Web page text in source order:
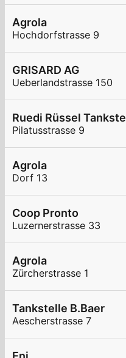
Agrola
Hochdorfstrasse 9
GRISARD AG
Ueberlandstrasse 150
Pilatusstrasse 9
Agrola
Dorf 13
Coop Pronto
Luzernerstrasse 33
Agrola
Zürcherstrasse 1
Tankstelle B.Baer
Aescherstrasse 7